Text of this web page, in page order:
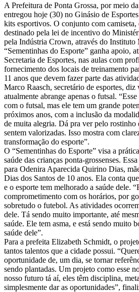
A Prefeitura de Ponta Grossa, por meio
entregou hoje (30) no Ginásio de
kits esportivos. O conjunto com camiseta,
destinado pela lei de incentivo do
pela Indústria Crown, através do
“Sementinhas do Esporte” ganha apoio,
Secretaria de Esportes, nas aulas com
fornecimento dos locais de treinamento
11 anos que devem fazer parte das
Marco Raasch, secretário de esportes,
atualmente abrange apenas o futsal.
com o futsal, mas ele tem um grande
próximos anos, com a inclusão da
de muita alegria. Dá pra ver pelo rostinho
sentem valorizadas. Isso mostra com
transformação do esporte”.
O “Sementinhas do Esporte” visa a
saúde das crianças ponta-grossenses.
para Odenira Aparecida Quirino Dias,
Dias dos Santos de 10 anos. Ela conta
e o esporte tem melhorado a saúde dele.
comprometimento com os horários, por
sobretudo o futebol. As atividades
dele. Tá sendo muito importante, até
saúde. Ele tem asma, e está sendo muito
saúde dele”.
Para a prefeita Elizabeth Schmidt, o
tantos talentos que a cidade possui.
oportunidade de, um dia, se tornar
sendo plantadas. Um projeto como esse
nosso futuro tá aí, eles têm disciplina,
simplesmente dar as oportunidades”,